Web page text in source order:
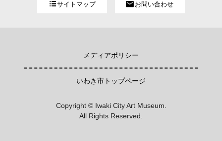
サイトマップ お問い合わせ
メディアポリシー
いわき市トップページ
Copyright © Iwaki City Art Museum.
All Rights Reserved.